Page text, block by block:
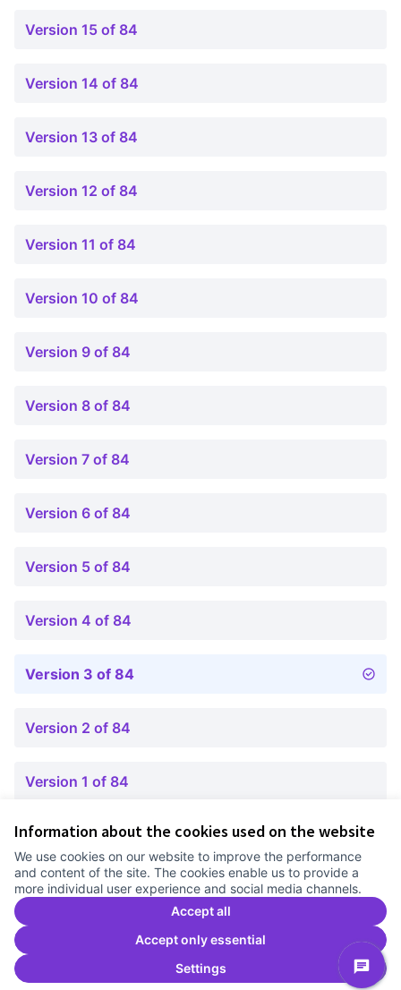
Information about the cookies used on the website
We use cookies on our website to improve the performance
and content of the site. The cookies enable us to provide a
more individual user experience and social media channels.
Accept all
Accept only essential
Settings
Version 15 of 84
Version 14 of 84
Version 13 of 84
Version 12 of 84
Version 11 of 84
Version 10 of 84
Version 9 of 84
Version 8 of 84
Version 7 of 84
Version 6 of 84
Version 5 of 84
Version 4 of 84
Version 3 of 84
Version 2 of 84
Version 1 of 84
Cookie settings
Comunitat Canòdrom at Facebook
(External link)
Comunitat Canòdrom at Instagram
(External link)
Comunitat Canòdrom at YouTube
(External link)
English
Triar la llenguaElegir el idiomaChoose language
(External link)
Website made with